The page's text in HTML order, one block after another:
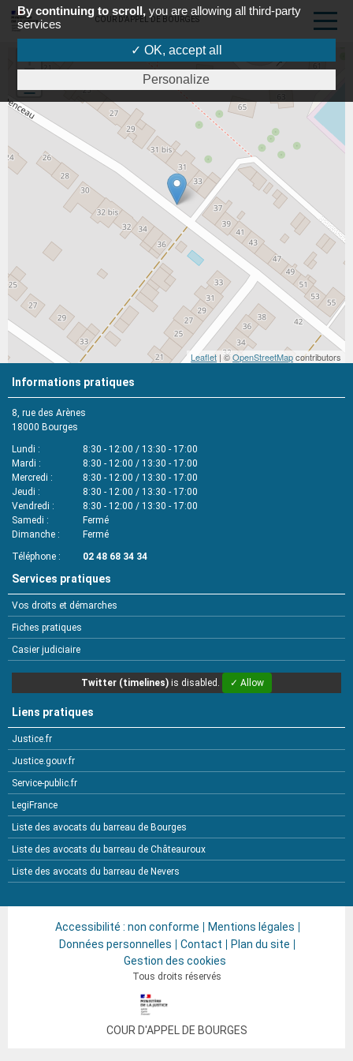
COUR D'APPEL DE BOURGES
+
-
Leaflet | ©OpenStreetMapcontributors
Informations pratiques
8, rue des Arènes
18000 Bourges
Lundi
8:30 - 12:00 / 13:30 - 17:00
Mardi
8:30 - 12:00 / 13:30 - 17:00
Mercredi
8:30 - 12:00 / 13:30 - 17:00
Jeudi
8:30 - 12:00 / 13:30 - 17:00
Vendredi
8:30 - 12:00 / 13:30 - 17:00
Samedi
Fermé
Dimanche
Fermé
Téléphone
02 48 68 34 34
Services pratiques
Vos droits et démarches
Fiches pratiques
Casier judiciaire
Twitter (timelines) is disabled. ✓ Allow
Liens pratiques
Justice.fr
Justice.gouv.fr
Service-public.fr
LegiFrance
Liste des avocats du barreau de Bourges
Liste des avocats du barreau de Châteauroux
Liste des avocats du barreau de Nevers
COUR D'APPEL DE BOURGES
Accessibilité : non conforme
Mentions légales
Données personnelles
Contact
Plan du site
Gestion des cookies
Tous droits réservés
By continuing to scroll, you are allowing all third-party
services
✓ OK, accept all
Personalize